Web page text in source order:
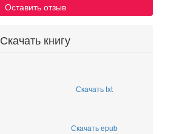
Оставить отзыв
Скачать книгу
Скачать txt
Скачать epub